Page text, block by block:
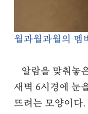
월과월과월의 멤
알람을 맞춰놓
새벽 6시경에 눈
뜨려는 모양이다.